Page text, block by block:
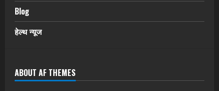
Blog
हेल्थ न्यूज
ABOUT AF THEMES